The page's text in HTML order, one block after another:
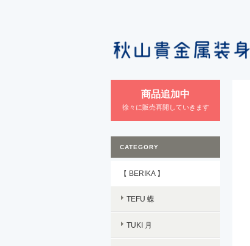
商品追加中
徐々に販売再開していきます
CATEGORY
【 BERIKA 】
TEFU 蝶
TUKI 月